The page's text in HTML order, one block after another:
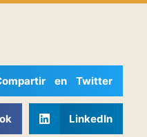
en Twitter
LinkedIn